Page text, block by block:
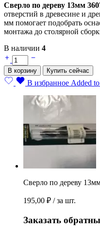
Сверло по дереву 13мм
отверстий в древесине и
мм помогает подобрать
монтажа до столярной
В наличии 4
Сверло
по
дереву
13мм
В корзину Купить сейчас
В избранное Added
Сверло по дереву
195,00 ₽ / за шт.
Заказать